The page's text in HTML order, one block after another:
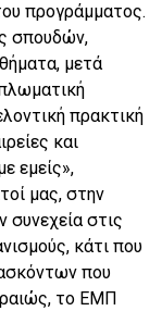
προγράμματος.
σπουδών,
μετά
πρακτική
και
εμείς»,
μας, στην
συνεχεία στις
κάτι που
που
το ΕΜΠ